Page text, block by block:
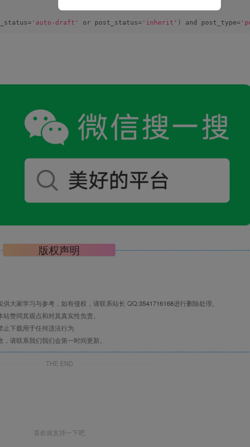
'auto-draft' or post_status= 'inherit' ) and post_type=
版权声明
大家学习与参考，如有侵权，请联系站长 QQ:3541716168进行删除处理。
赞同其观点和对其真实性负责。
止下载用于任何违法行为
请联系我们我们会第一时间更新。
THE END
喜欢就支持一下吧